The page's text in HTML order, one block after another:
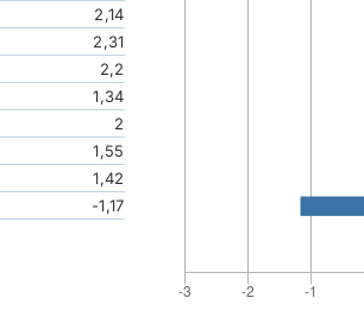
2,14
2,31
2,2
1,34
2
1,55
1,42
-1,17